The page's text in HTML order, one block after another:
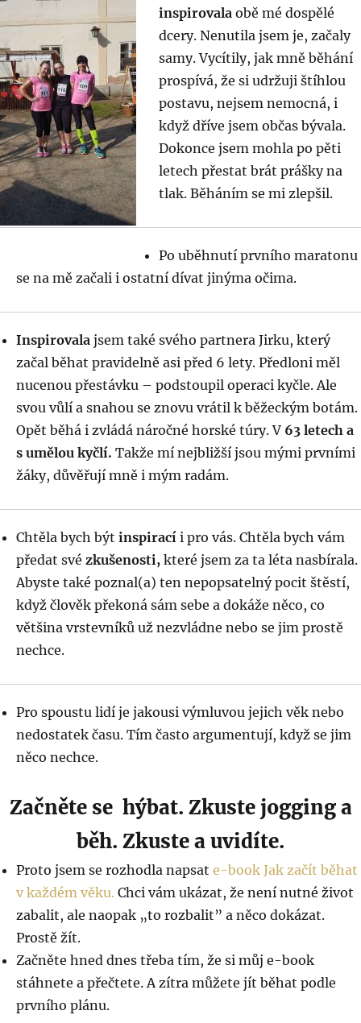
inspirovala obě mé dospělé
dcery. Nenutila jsem je, začaly
samy. Vycítily, jak mně běhání
prospívá, že si udržuji štíhlou
postavu, nejsem nemocná, i
když dříve jsem občas bývala.
Dokonce jsem mohla po pěti
letech přestat brát prášky na
tlak. Běháním se mi zlepšil.
Po uběhnutí prvního maratonu
se na mě začali i ostatní dívat jinýma očima.
Inspirovala jsem také svého partnera Jirku, který
začal běhat pravidelně asi před 6 lety. Předloni měl
nucenou přestávku – podstoupil operaci kyčle. Ale
svou vůlí a snahou se znovu vrátil k běžeckým botám.
Opět běhá i zvládá náročné horské túry. V 63 letech a
s umělou kyčlí. Takže mí nejbližší jsou mými prvními
žáky, důvěřují mně i mým radám.
Chtěla bych být inspirací i pro vás. Chtěla bych vám
předat své zkušenosti, které jsem za ta léta nasbírala.
Abyste také poznal(a) ten nepopsatelný pocit štěstí,
když člověk překoná sám sebe a dokáže něco, co
většina vrstevníků už nezvládne nebo se jim prostě
nechce.
Pro spoustu lidí je jakousi výmluvou jejich věk nebo
nedostatek času. Tím často argumentují, když se jim
něco nechce.
Začněte se hýbat. Zkuste jogging a
běh. Zkuste a uvidíte.
Proto jsem se rozhodla napsat e-book Jak začít běhat
v každém věku. Chci vám ukázat, že není nutné život
zabalit, ale naopak „to rozbalit” a něco dokázat.
Prostě žít.
Začněte hned dnes třeba tím, že si můj e-book
stáhnete a přečtete. A zítra můžete jít běhat podle
prvního plánu.